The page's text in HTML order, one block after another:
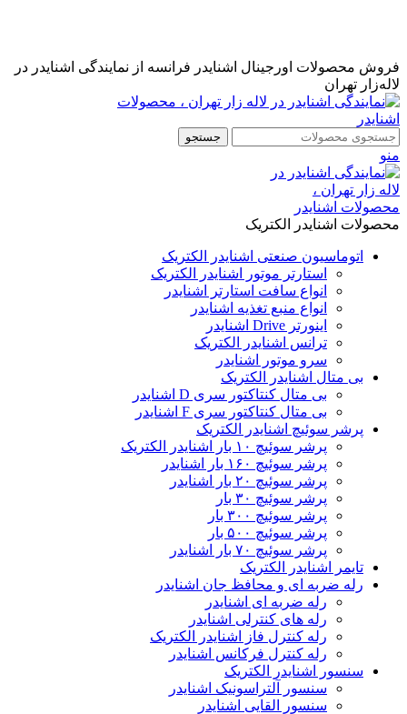
فروش محصولات اورجینال اشنایدر فرانسه از نمایندگی اشنایدر در
لاله‌زار تهران
جستجو
منو
محصولات اشنایدر الکتریک
اتوماسیون صنعتی اشنایدر الکتریک
استارتر موتور اشنایدر الکتریک
انواع سافت استارتر اشنایدر
انواع منبع تغذیه اشنایدر
اینورتر Drive اشنایدر
ترانس اشنایدر الکتریک
سرو موتور اشنایدر
بی متال اشنایدر الکتریک
بی متال کنتاکتور سری D اشنایدر
بی متال کنتاکتور سری F اشنایدر
پرشر سوئیچ اشنایدر الکتریک
پرشر سوئیچ ۱۰ بار اشنایدر الکتریک
پرشر سوئیچ ۱۶۰ بار اشنایدر
پرشر سوئیچ ۲۰ بار اشنایدر
پرشر سوئیچ ۳۰ بار
پرشر سوئیچ ۳۰۰ بار
پرشر سوئیچ ۵۰۰ بار
پرشر سوئیچ ۷۰ بار اشنایدر
تایمر اشنایدر الکتریک
رله ضربه ای و محافظ جان اشنایدر
رله ضربه ای اشنایدر
رله های کنترلی اشنایدر
رله کنترل فاز اشنایدر الکتریک
رله کنترل فرکانس اشنایدر
سنسور اشنایدر الکتریک
سنسور آلتراسونیک اشنایدر
سنسور القایی اشنایدر